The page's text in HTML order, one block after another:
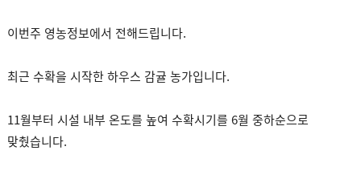
이번주 영농정보에서 전해드립니다.
최근 수확을 시작한 하우스 감귤 농가입니다.
11월부터 시설 내부 온도를 높여 수확시기를 6월 중하순으로
맞췄습니다.